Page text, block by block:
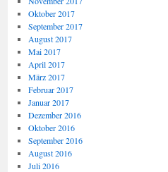
Oktober 2017
September 2017
August 2017
Mai 2017
April 2017
März 2017
Februar 2017
Januar 2017
Dezember 2016
Oktober 2016
September 2016
August 2016
Juli 2016